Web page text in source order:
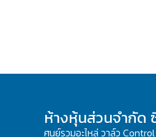
ห้างหุ้นส่วนจำกัด
ศูนย์รวมอะไหล่ วาล์ว